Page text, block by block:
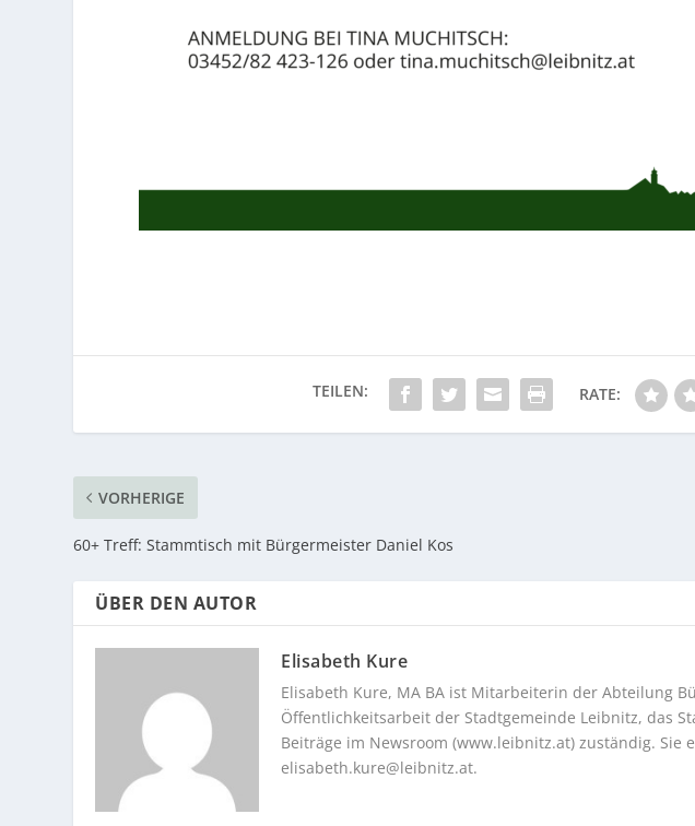
RATE:
VORHERIGE
60+ Treff: Stammtisch mit Bürgermeister Daniel Kos
ÜBER DEN AUTOR
Elisabeth Kure
Elisabeth Kure, MA BA ist Mitarbeiterin der Abteilung
Öffentlichkeitsarbeit der Stadtgemeinde Leibnitz, das
Beiträge im Newsroom (www.leibnitz.at) zuständig. Sie
elisabeth.kure@leibnitz.at.